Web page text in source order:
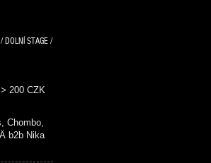
DOLNÍ STAGE /
200 CZK
Chombo,
b2b Nika